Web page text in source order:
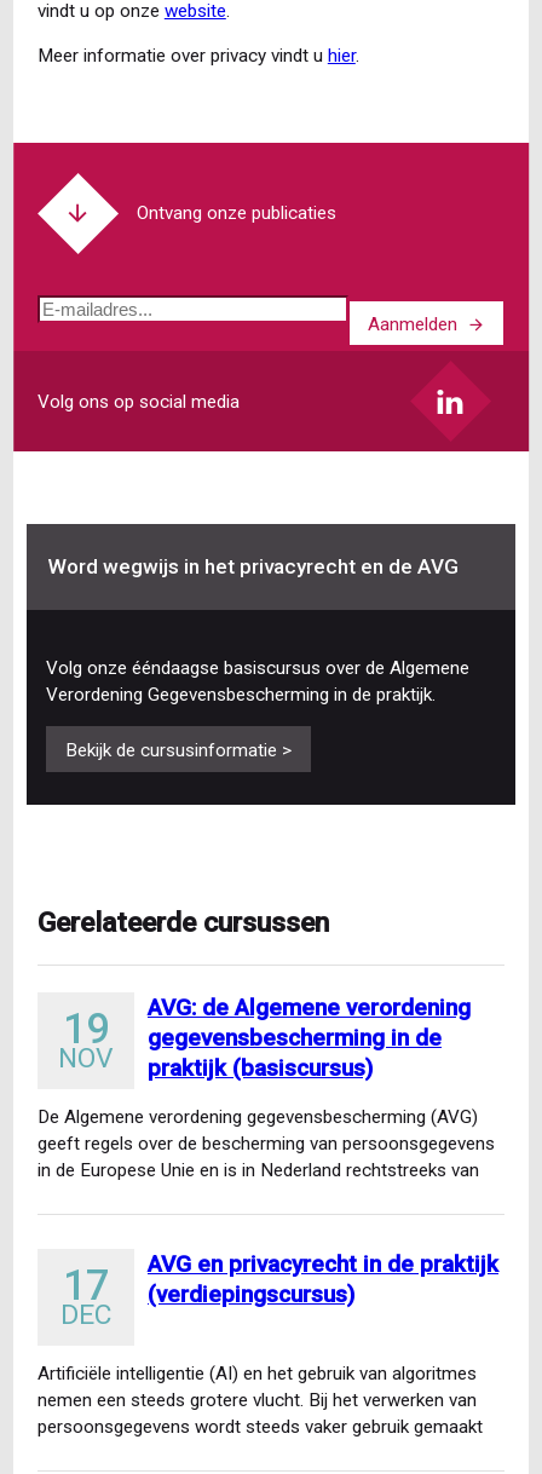
vindt u op onze website.
Meer informatie over privacy vindt u hier.
Ontvang onze publicaties
E-
Aanmelden
Volg ons op social media
Word wegwijs in het privacyrecht en de AVG
Volg onze ééndaagse basiscursus over de Algemene
Verordening Gegevensbescherming in de praktijk.
Bekijk de cursusinformatie >
Gerelateerde cursussen
19
NOV
AVG: de Algemene verordening
gegevensbescherming in de
praktijk (basiscursus)
De Algemene verordening gegevensbescherming (AVG)
geeft regels over de bescherming van persoonsgegevens
in de Europese Unie en is in Nederland rechtstreeks van
17
DEC
AVG en privacyrecht in de praktijk
(verdiepingscursus)
Artificiële intelligentie (AI) en het gebruik van algoritmes
nemen een steeds grotere vlucht. Bij het verwerken van
persoonsgegevens wordt steeds vaker gebruik gemaakt